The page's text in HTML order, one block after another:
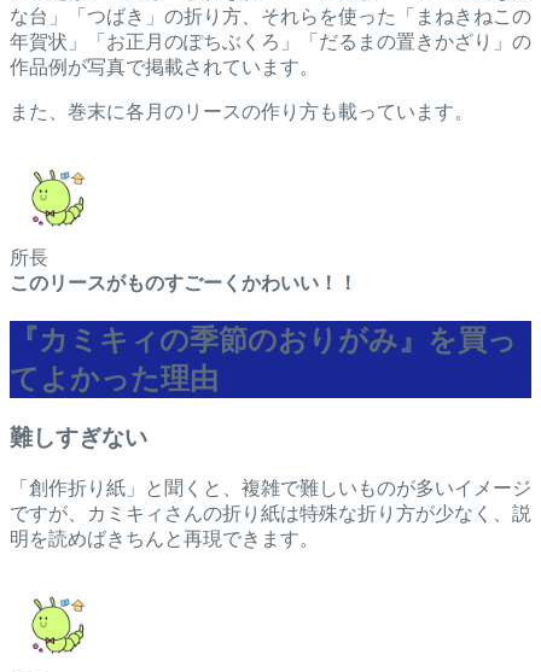
な台」「つばき」の折り方、それらを使った「まねきねこの
年賀状」「お正月のぽちぶくろ」「だるまの置きかざり」の
作品例が写真で掲載されています。
また、巻末に各月のリースの作り方も載っています。
所長
このリースがものすごーくかわいい！！
『カミキィの季節のおりがみ』を買っ
てよかった理由
難しすぎない
「創作折り紙」と聞くと、複雑で難しいものが多いイメージ
ですが、カミキィさんの折り紙は特殊な折り方が少なく、説
明を読めばきちんと再現できます。